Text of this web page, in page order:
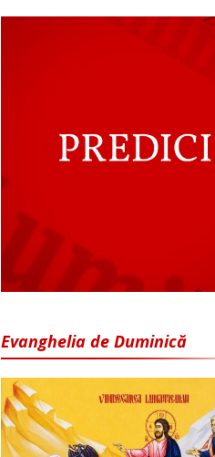
Evanghelia de Duminică